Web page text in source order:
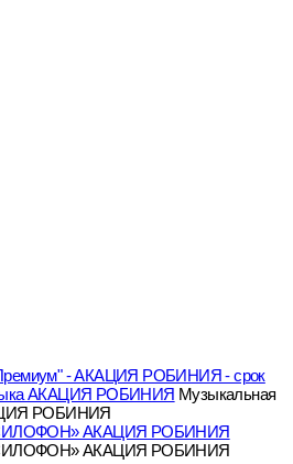
- АКАЦИЯ РОБИНИЯ - срок
АКАЦИЯ РОБИНИЯ Музыкальная
РОБИНИЯ